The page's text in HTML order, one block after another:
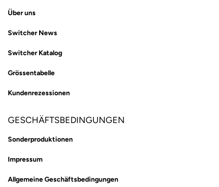
Über uns
Switcher News
Switcher Katalog
Grössentabelle
Kundenrezessionen
GESCHÄFTSBEDINGUNGEN
Sonderproduktionen
Impressum
Allgemeine Geschäftsbedingungen